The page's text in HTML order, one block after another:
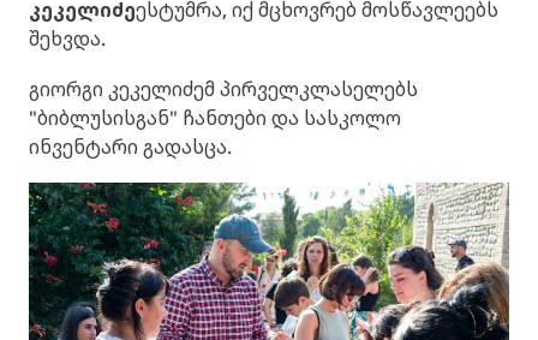
კეკელიძეესტუმრა, იქ მცხოვრებ მოსწავლეებს
შეხვდა.
გიორგი კეკელიძემ პირველკლასელებს
"ბიბლუსისგან" ჩანთები და სასკოლო
ინვენტარი გადასცა.